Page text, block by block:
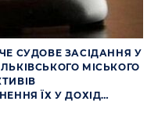
СУДОВЕ ЗАСІДАННЯ У
МІСЬКОГО
ЇХ У ДОХІД